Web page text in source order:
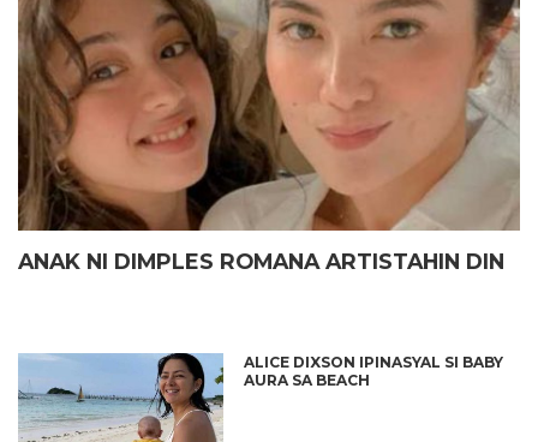
ANAK NI DIMPLES ROMANA ARTISTAHIN DIN
ALICE DIXSON IPINASYAL SI BABY
AURA SA BEACH